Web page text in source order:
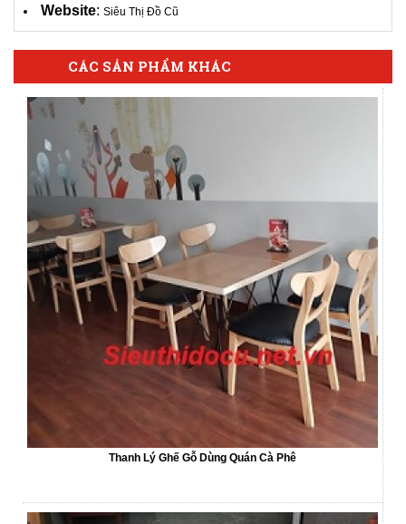
Website: Siêu Thị Đồ Cũ
CÁC SẢN PHẨM KHÁC
Thanh Lý Ghế Gỗ Dùng Quán Cà Phê